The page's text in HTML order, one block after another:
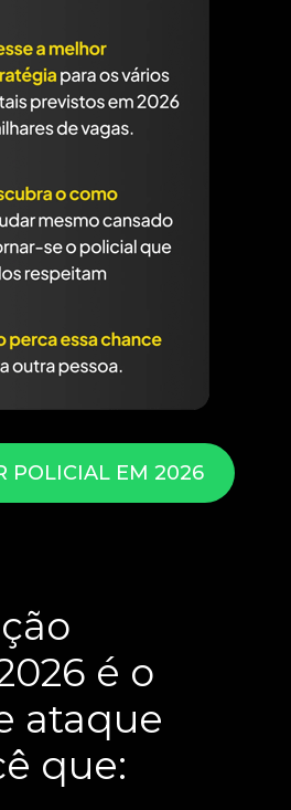
POLICIAL EM 2026
é o
ataque
que: